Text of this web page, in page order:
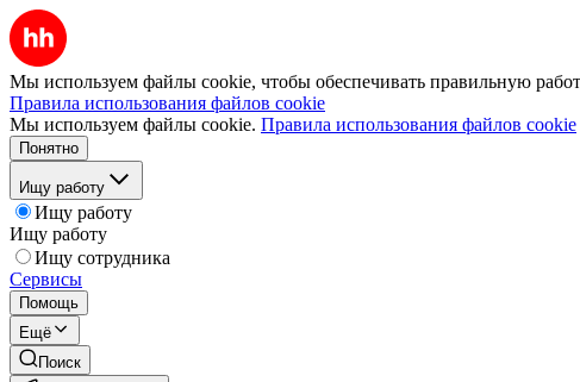
Мы используем файлы cookie, чтобы обеспечивать правильную
Правила использования файлов cookie
Мы используем файлы cookie. Правила использования файлов cookie
Понятно
Ищу работу
Ищу работу
Ищу работу
Ищу сотрудника
Сервисы
Помощь
Ещё
Поиск